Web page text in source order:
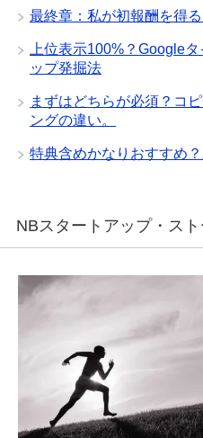
最終章：私が初報酬を得
上位表示100%？Google
ップ発掘法
まずはどちらが必須？コ
ングの違い。
特典含めかなりおすすめ
NBスタートアップ・ス